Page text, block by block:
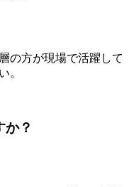
の方が現場で活躍して
。
か？